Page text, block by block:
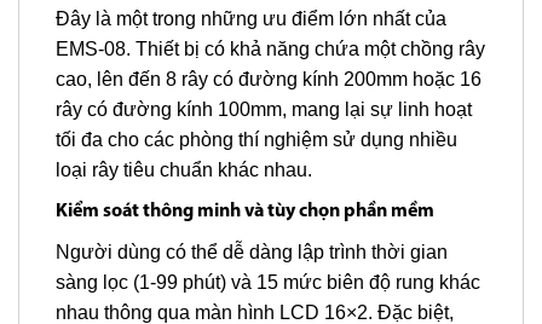
Đây là một trong những ưu điểm lớn nhất của
EMS-08. Thiết bị có khả năng chứa một chồng rây
cao, lên đến 8 rây có đường kính 200mm hoặc 16
rây có đường kính 100mm, mang lại sự linh hoạt
tối đa cho các phòng thí nghiệm sử dụng nhiều
loại rây tiêu chuẩn khác nhau.
Kiểm soát thông minh và tùy chọn phần mềm
Người dùng có thể dễ dàng lập trình thời gian
sàng lọc (1-99 phút) và 15 mức biên độ rung khác
nhau thông qua màn hình LCD 16×2. Đặc biệt,